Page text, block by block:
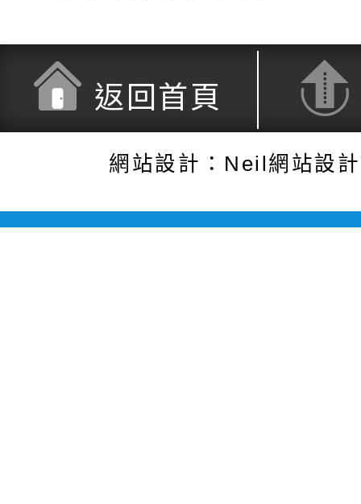
返回首頁
網站設計：Neil網站設